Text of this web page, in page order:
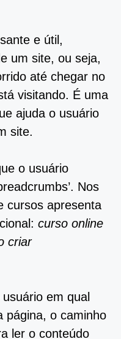
e útil,
um site, ou seja,
até chegar no
visitando. É uma
ajuda o usuário
site.
o usuário
Nos
cursos apresenta
curso online
criar
em qual
página, o caminho
ler o conteúdo